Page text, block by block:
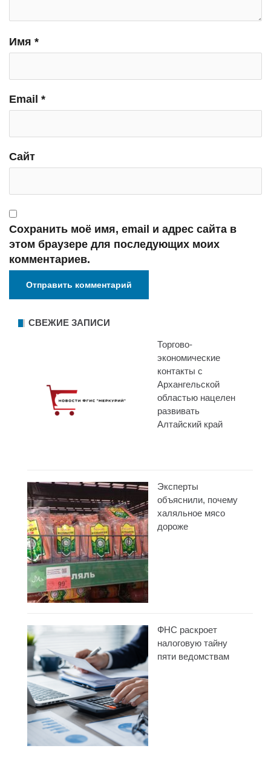
Имя *
Email *
Сайт
Сохранить моё имя, email и адрес сайта в
этом браузере для последующих моих
комментариев.
СВЕЖИЕ ЗАПИСИ
Торгово-
экономические
контакты с
Архангельской
областью нацелен
развивать
Алтайский край
Эксперты
объяснили, почему
халяльное мясо
дороже
ФНС раскроет
налоговую тайну
пяти ведомствам